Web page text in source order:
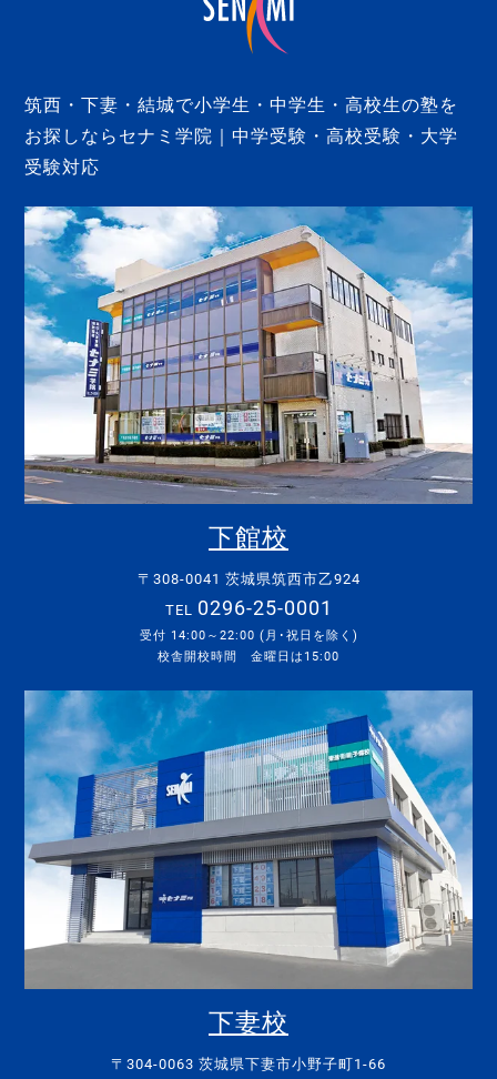
筑西・下妻・結城で小学生・中学生・高校生の塾を
お探しならセナミ学院｜中学受験・高校受験・大学
受験対応
下館校
〒308-0041 茨城県筑西市乙924
TEL 0296-25-0001
受付 14:00～22:00 (月･祝日を除く)
校舎開校時間 金曜日は15:00
下妻校
〒304-0063 茨城県下妻市小野子町1-66